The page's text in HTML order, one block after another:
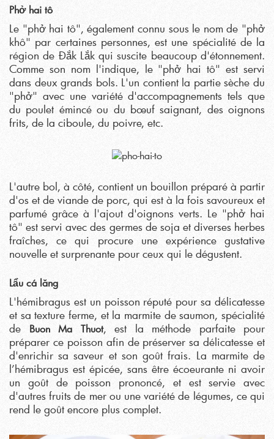
Phở hai tô
Le "phở hai tô", également connu sous le nom de "phở
khô" par certaines personnes, est une spécialité de la
région de Đắk Lắk qui suscite beaucoup d'étonnement.
Comme son nom l'indique, le "phở hai tô" est servi
dans deux grands bols. L'un contient la partie sèche du
"phở" avec une variété d'accompagnements tels que
du poulet émincé ou du bœuf saignant, des oignons
frits, de la ciboule, du poivre, etc.
L'autre bol, à côté, contient un bouillon préparé à partir
d'os et de viande de porc, qui est à la fois savoureux et
parfumé grâce à l'ajout d'oignons verts. Le "phở hai
tô" est servi avec des germes de soja et diverses herbes
fraîches, ce qui procure une expérience gustative
nouvelle et surprenante pour ceux qui le dégustent.
Lẩu cá lăng
L'hémibragus est un poisson réputé pour sa délicatesse
et sa texture ferme, et la marmite de saumon, spécialité
de
Buon Ma Thuot, est la méthode parfaite pour
préparer ce poisson afin de préserver sa délicatesse et
d'enrichir sa saveur et son goût frais. La marmite de
l’hémibragus est épicée, sans être écoeurante ni avoir
un goût de poisson prononcé, et est servie avec
d'autres fruits de mer ou une variété de légumes, ce qui
rend le goût encore plus complet.